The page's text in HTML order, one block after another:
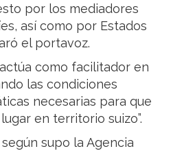
por los mediadores
así como por Estados
el portavoz.
como facilitador en
las condiciones
necesarias para que
en territorio suizo”.
supo la Agencia